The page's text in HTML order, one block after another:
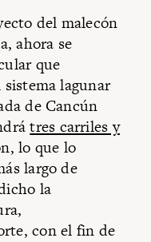
del malecón
ahora se
que
lagunar
de Cancún
tres carriles y
lo que lo
largo de
la
con el fin de